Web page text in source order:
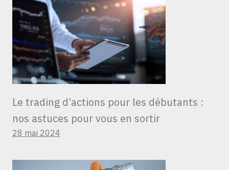
Le trading d’actions pour les débutants :
nos astuces pour vous en sortir
28 mai 2024